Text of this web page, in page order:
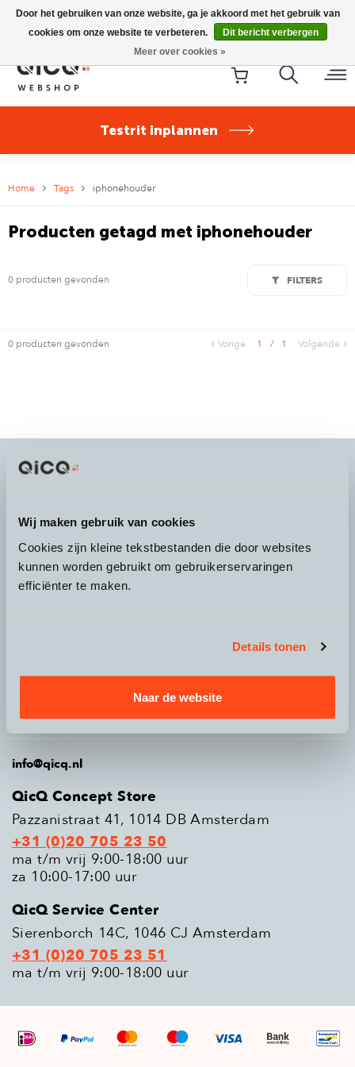
Wij maken gebruik van cookies
Cookies zijn kleine tekstbestanden die door websites
kunnen worden gebruikt om gebruikerservaringen
efficiënter te maken.
Details tonen
Naar de website
Riese & Müller Nevo5 Silent Core nu direct uit voorraad
leverbaar!
Testrit inplannen
Home Tags iphonehouder
Producten getagd met iphonehouder
0 producten gevonden FILTERS
0 producten gevonden Vorige 1 / 1 Volgende
Over QicQ
Productgroepen
Populaire modellen
info@qicq.nl
QicQ Concept Store
Pazzanistraat 41, 1014 DB Amsterdam
+31 (0)20 705 23 50
ma t/m vrij 9:00-18:00 uur
za 10:00-17:00 uur
QicQ Service Center
Sierenborch 14C, 1046 CJ Amsterdam
+31 (0)20 705 23 51
ma t/m vrij 9:00-18:00 uur
Door het gebruiken van onze website, ga je akkoord met het gebruik van
cookies om onze website te verbeteren.
Dit bericht verbergen
Meer over cookies »